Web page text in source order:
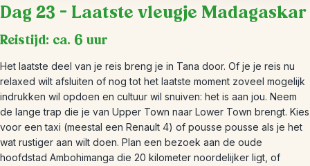
Dag 23 – Laatste vleugje Madagaskar
Reistijd: ca. 6 uur
Het laatste deel van je reis breng je in Tana door. Of je je reis nu
relaxed wilt afsluiten of nog tot het laatste moment zoveel mogelijk
indrukken wil opdoen en cultuur wil snuiven: het is aan jou. Neem
de lange trap die je van Upper Town naar Lower Town brengt. Kies
voor een taxi (meestal een Renault 4) of pousse pousse als je het
wat rustiger aan wilt doen. Plan een bezoek aan de oude
hoofdstad Ambohimanga die 20 kilometer noordelijker ligt, of